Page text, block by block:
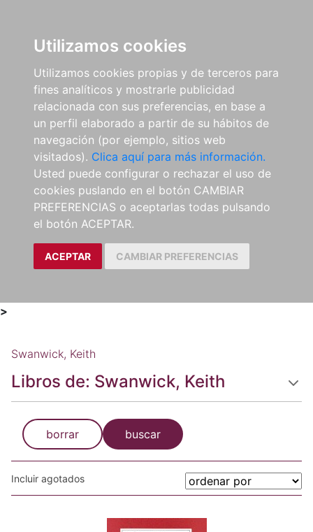
Utilizamos cookies
Utilizamos cookies propias y de terceros para
fines analíticos y mostrarle publicidad
relacionada con sus preferencias, en base a
un perfil elaborado a partir de su hábitos de
navegación (por ejemplo, sitios web
visitados). Clica aquí para más información.
Usted puede configurar o rechazar el uso de
cookies puslando en el botón CAMBIAR
PREFERENCIAS o aceptarlas todas pulsando
el botón ACEPTAR.
ACEPTAR CAMBIAR PREFERENCIAS
>
Swanwick, Keith
Libros de: Swanwick, Keith
borrar buscar
Incluir agotados